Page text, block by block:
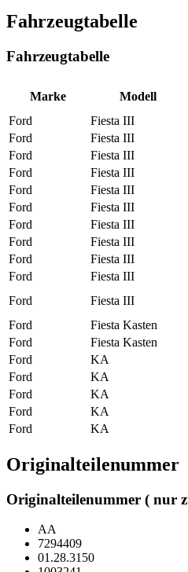
Fahrzeugtabelle
Fahrzeugtabelle
Marke Modell
Ford
Fiesta III
Ford
Fiesta III
Ford
Fiesta III
Ford
Fiesta III
Ford
Fiesta III
Ford
Fiesta III
Ford
Fiesta III
Ford
Fiesta III
Ford
Fiesta III
Ford
Fiesta III
Ford
Fiesta III
Ford
Fiesta Kasten
Ford
Fiesta Kasten
Ford
KA
Ford
KA
Ford
KA
Ford
KA
Ford
KA
Originalteilenummer
Originalteilenummer ( nur
AA
7294409
01.28.3150